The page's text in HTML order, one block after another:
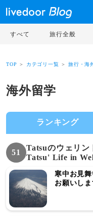
すべて 旅行全般
TOP ＞ カテゴリ一覧 ＞旅行・海
海外留学
ランキング
51
Tatsuのウェリ
Tatsu' Life in
寒中お見
お願いし